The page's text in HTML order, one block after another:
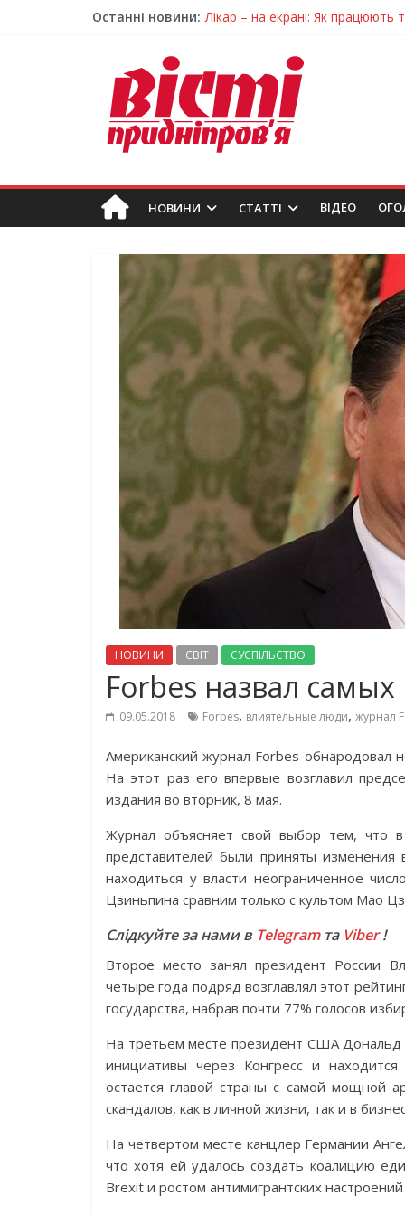
Останні новини: Лікар – на екрані: Як працюють
Пошуки тривають: на
Ветерани Дніпропетровщини
Говорити про воду без паніки:
НОВИНИ СТАТТІ ВIДЕО
НОВИНИ СВІТ СУСПІЛЬСТВО
Forbes назвал
09.05.2018 Forbes, влиятельные люди, журнал
Американский журнал Forbes обнародовал
На этот раз его впервые возглавил
издания во вторник, 8 мая.
Журнал объясняет свой выбор тем, что
представителей были приняты изменения
находиться у власти неограниченное
Цзиньпина сравним только с культом Мао
Слідкуйте за нами в Telegramта Viber!
Второе место занял президент России
четыре года подряд возглавлял этот
государства, набрав почти 77% голосов
На третьем месте президент США Дональд
инициативы через Конгресс и
остается главой страны с самой мощной
скандалов, как в личной жизни, так и в
На четвертом месте канцлер Германии
что хотя ей удалось создать коалицию
Brexit и ростом антимигрантских